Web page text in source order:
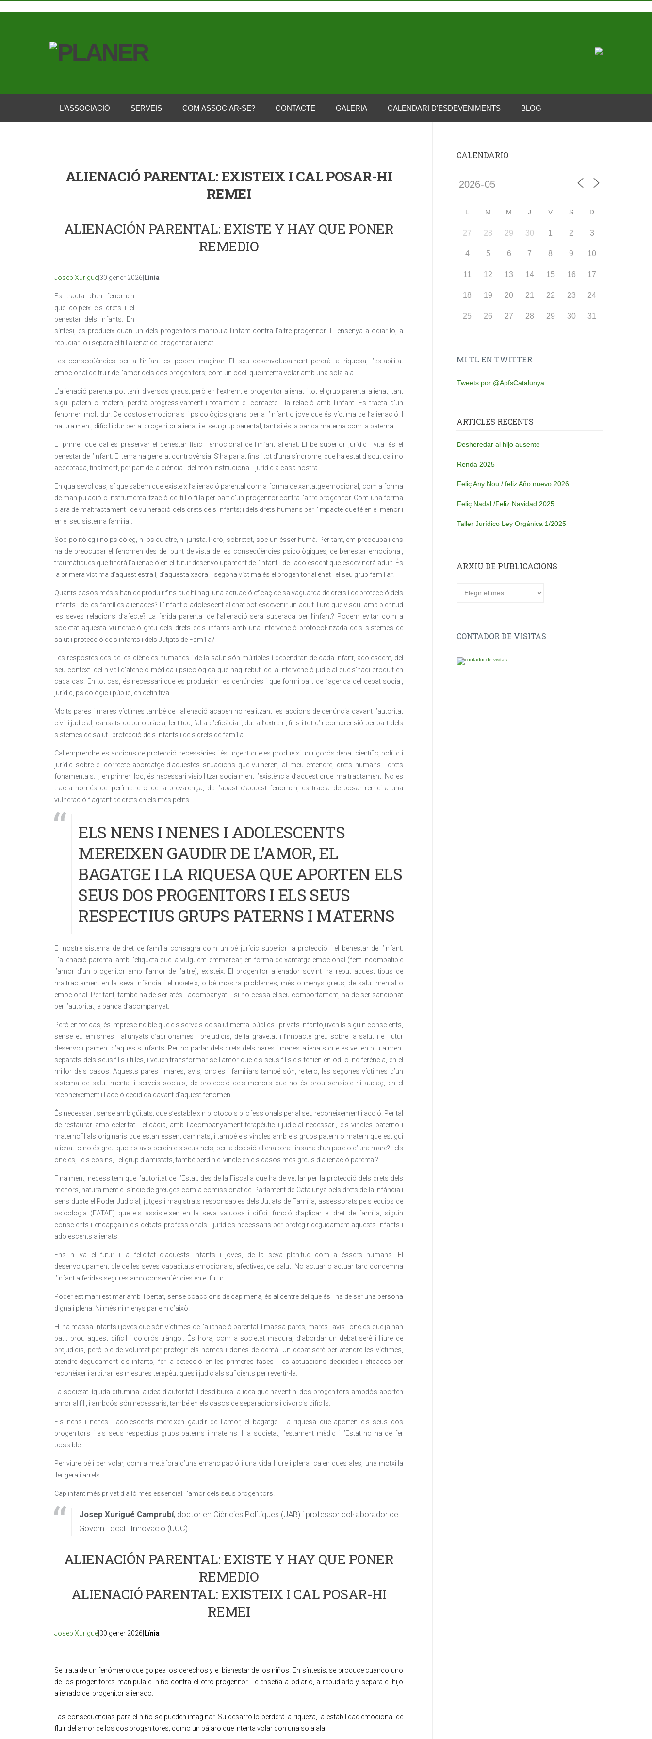
L’ASSOCIACIÓ SERVEIS COM ASSOCIAR-SE? CONTACTE GALERIA CALENDARI D’ESDEVENIMENTS BLOG
ALIENACIÓ PARENTAL: EXISTEIX I CAL POSAR-HI
REMEI
ALIENACIÓN PARENTAL: EXISTE Y HAY QUE PONER
REMEDIO
Josep Xurigué |30 gener 2026| Línia
Es tracta d’un fenomen
que colpeix els drets i el
benestar dels infants. En
síntesi, es produeix quan un dels progenitors manipula l’infant contra l’altre progenitor. Li ensenya a odiar-lo, a
repudiar-lo i separa el fill alienat del progenitor alienat.
Les conseqüències per a l’infant es poden imaginar. El seu desenvolupament perdrà la riquesa, l’estabilitat
emocional de fruir de l’amor dels dos progenitors; com un ocell que intenta volar amb una sola ala.
L’alienació parental pot tenir diversos graus, però en l’extrem, el progenitor alienat i tot el grup parental alienat, tant
sigui patern o matern, perdrà progressivament i totalment el contacte i la relació amb l’infant. Es tracta d’un
fenomen molt dur. De costos emocionals i psicològics grans per a l’infant o jove que és víctima de l’alienació. I
naturalment, difícil i dur per al progenitor alienat i el seu grup parental, tant si és la banda materna com la paterna.
El primer que cal és preservar el benestar físic i emocional de l’infant alienat. El bé superior jurídic i vital és el
benestar de l’infant. El tema ha generat controvèrsia. S’ha parlat fins i tot d’una síndrome, que ha estat discutida i no
acceptada, finalment, per part de la ciència i del món institucional i jurídic a casa nostra.
En qualsevol cas, sí que sabem que existeix l’alienació parental com a forma de xantatge emocional, com a forma
de manipulació o instrumentalització del fill o filla per part d’un progenitor contra l’altre progenitor. Com una forma
clara de maltractament i de vulneració dels drets dels infants; i dels drets humans per l’impacte que té en el menor i
en el seu sistema familiar.
Soc politòleg i no psicòleg, ni psiquiatre, ni jurista. Però, sobretot, soc un ésser humà. Per tant, em preocupa i ens
ha de preocupar el fenomen des del punt de vista de les conseqüències psicològiques, de benestar emocional,
traumàtiques que tindrà l’alienació en el futur desenvolupament de l’infant i de l’adolescent que esdevindrà adult. És
la primera víctima d’aquest estrall, d’aquesta xacra. I segona víctima és el progenitor alienat i el seu grup familiar.
Quants casos més s’han de produir fins que hi hagi una actuació eficaç de salvaguarda de drets i de protecció dels
infants i de les famílies alienades? L’infant o adolescent alienat pot esdevenir un adult lliure que visqui amb plenitud
les seves relacions d’afecte? La ferida parental de l’alienació serà superada per l’infant? Podem evitar com a
societat aquesta vulneració greu dels drets dels infants amb una intervenció protocol·litzada dels sistemes de
salut i protecció dels infants i dels Jutjats de Família?
Les respostes des de les ciències humanes i de la salut són múltiples i dependran de cada infant, adolescent, del
seu context, del nivell d’atenció mèdica i psicològica que hagi rebut, de la intervenció judicial que s’hagi produït en
cada cas. En tot cas, és necessari que es produeixin les denúncies i que formi part de l’agenda del debat social,
jurídic, psicològic i públic, en definitiva.
Molts pares i mares víctimes també de l’alienació acaben no realitzant les accions de denúncia davant l’autoritat
civil i judicial, cansats de burocràcia, lentitud, falta d’eficàcia i, dut a l’extrem, fins i tot d’incomprensió per part dels
sistemes de salut i protecció dels infants i dels drets de família.
Cal emprendre les accions de protecció necessàries i és urgent que es produeixi un rigorós debat científic, polític i
jurídic sobre el correcte abordatge d’aquestes situacions que vulneren, al meu entendre, drets humans i drets
fonamentals. I, en primer lloc, és necessari visibilitzar socialment l’existència d’aquest cruel maltractament. No es
tracta només del perímetre o de la prevalença, de l’abast d’aquest fenomen, es tracta de posar remei a una
vulneració flagrant de drets en els més petits.
ELS NENS I NENES I ADOLESCENTS
MEREIXEN GAUDIR DE L’AMOR, EL
BAGATGE I LA RIQUESA QUE APORTEN ELS
SEUS DOS PROGENITORS I ELS SEUS
RESPECTIUS GRUPS PATERNS I MATERNS
El nostre sistema de dret de família consagra com un bé jurídic superior la protecció i el benestar de l’infant.
L’alienació parental amb l’etiqueta que la vulguem emmarcar, en forma de xantatge emocional (fent incompatible
l’amor d’un progenitor amb l’amor de l’altre), existeix. El progenitor alienador sovint ha rebut aquest tipus de
maltractament en la seva infància i el repeteix, o bé mostra problemes, més o menys greus, de salut mental o
emocional. Per tant, també ha de ser atès i acompanyat. I si no cessa el seu comportament, ha de ser sancionat
per l’autoritat, a banda d’acompanyat.
Però en tot cas, és imprescindible que els serveis de salut mental públics i privats infantojuvenils siguin conscients,
sense eufemismes i allunyats d’apriorismes i prejudicis, de la gravetat i l’impacte greu sobre la salut i el futur
desenvolupament d’aquests infants. Per no parlar dels drets dels pares i mares alienats que es veuen brutalment
separats dels seus fills i filles, i veuen transformar-se l’amor que els seus fills els tenien en odi o indiferència, en el
millor dels casos. Aquests pares i mares, avis, oncles i familiars també són, reitero, les segones víctimes d’un
sistema de salut mental i serveis socials, de protecció dels menors que no és prou sensible ni audaç, en el
reconeixement i l’acció decidida davant d’aquest fenomen.
És necessari, sense ambigüitats, que s’estableixin protocols professionals per al seu reconeixement i acció. Per tal
de restaurar amb celeritat i eficàcia, amb l’acompanyament terapèutic i judicial necessari, els vincles paterno i
maternofilials originaris que estan essent damnats, i també els vincles amb els grups patern o matern que estigui
alienat: o no és greu que els avis perdin els seus nets, per la decisió alienadora i insana d’un pare o d’una mare? I els
oncles, i els cosins, i el grup d’amistats, també perdin el vincle en els casos més greus d’alienació parental?
Finalment, necessitem que l’autoritat de l’Estat, des de la Fiscalia que ha de vetllar per la protecció dels drets dels
menors, naturalment el síndic de greuges com a comissionat del Parlament de Catalunya pels drets de la infància i
sens dubte el Poder Judicial, jutges i magistrats responsables dels Jutjats de Família, assessorats pels equips de
psicologia (EATAF) que els assisteixen en la seva valuosa i difícil funció d’aplicar el dret de família, siguin
conscients i encapçalin els debats professionals i jurídics necessaris per protegir degudament aquests infants i
adolescents alienats.
Ens hi va el futur i la felicitat d’aquests infants i joves, de la seva plenitud com a éssers humans. El
desenvolupament ple de les seves capacitats emocionals, afectives, de salut. No actuar o actuar tard condemna
l’infant a ferides segures amb conseqüències en el futur.
Poder estimar i estimar amb llibertat, sense coaccions de cap mena, és al centre del que és i ha de ser una persona
digna i plena. Ni més ni menys parlem d’això.
Hi ha massa infants i joves que són víctimes de l’alienació parental. I massa pares, mares i avis i oncles que ja han
patit prou aquest difícil i dolorós tràngol. És hora, com a societat madura, d’abordar un debat serè i lliure de
prejudicis, però ple de voluntat per protegir els homes i dones de demà. Un debat serè per atendre les víctimes,
atendre degudament els infants, fer la detecció en les primeres fases i les actuacions decidides i eficaces per
reconèixer i arbitrar les mesures terapèutiques i judicials suficients per revertir-la.
La societat líquida difumina la idea d’autoritat. I desdibuixa la idea que havent-hi dos progenitors ambdós aporten
amor al fill, i ambdós són necessaris, també en els casos de separacions i divorcis difícils.
Els nens i nenes i adolescents mereixen gaudir de l’amor, el bagatge i la riquesa que aporten els seus dos
progenitors i els seus respectius grups paterns i materns. I la societat, l’estament mèdic i l’Estat ho ha de fer
possible.
Per viure bé i per volar, com a metàfora d’una emancipació i una vida lliure i plena, calen dues ales, una motxilla
lleugera i arrels.
Cap infant més privat d’allò més essencial: l’amor dels seus progenitors.
Josep Xurigué Camprubí, doctor en Ciències Polítiques (UAB) i professor col·laborador de
Govern Local i Innovació (UOC)
ALIENACIÓN PARENTAL: EXISTE Y HAY QUE PONER
REMEDIO
ALIENACIÓ PARENTAL: EXISTEIX I CAL POSAR-HI
REMEI
Josep Xurigué |30 gener 2026| Línia
Se trata de un fenómeno que golpea los derechos y el bienestar de los niños. En síntesis, se produce cuando uno
de los progenitores manipula el niño contra el otro progenitor. Le enseña a odiarlo, a repudiarlo y separa el hijo
alienado del progenitor alienado.
Las consecuencias para el niño se pueden imaginar. Su desarrollo perderá la riqueza, la estabilidad emocional de
fluir del amor de los dos progenitores; como un pájaro que intenta volar con una sola ala.
CALENDARIO
L M M J V S D
27 28 29 30 1 2 3
4 5 6 7 8 9 10
11 12 13 14 15 16 17
18 19 20 21 22 23 24
25 26 27 28 29 30 31
MI TL EN TWITTER
Tweets por @ApfsCatalunya
ARTICLES RECENTS
Desheredar al hijo ausente
Renda 2025
Feliç Any Nou / feliz Año nuevo 2026
Feliç Nadal /Feliz Navidad 2025
Taller Jurídico Ley Orgánica 1/2025
ARXIU DE PUBLICACIONS
CONTADOR DE VISITAS